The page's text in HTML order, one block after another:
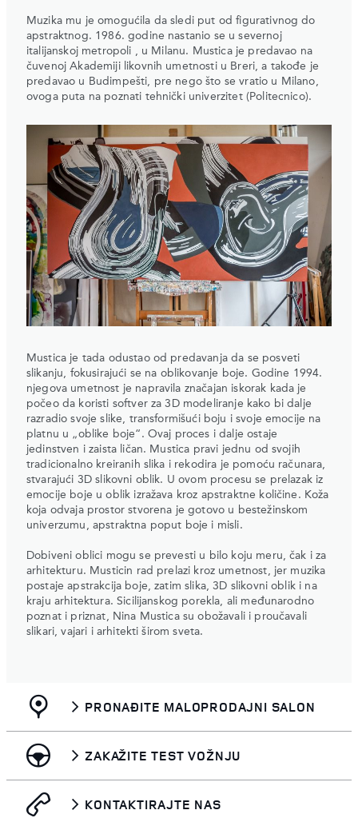
Muzika mu je omogućila da sledi put od figurativnog do
apstraktnog. 1986. godine nastanio se u severnoj
italijanskoj metropoli , u Milanu. Mustica je predavao na
čuvenoj Akademiji likovnih umetnosti u Breri, a takođe je
predavao u Budimpešti, pre nego što se vratio u Milano,
ovoga puta na poznati tehnički univerzitet (Politecnico).
Mustica je tada odustao od predavanja da se posveti
slikanju, fokusirajući se na oblikovanje boje. Godine 1994.
njegova umetnost je napravila značajan iskorak kada je
počeo da koristi softver za 3D modeliranje kako bi dalje
razradio svoje slike, transformišući boju i svoje emocije na
platnu u „oblike boje“. Ovaj proces i dalje ostaje
jedinstven i zaista ličan. Mustica pravi jednu od svojih
tradicionalno kreiranih slika i rekodira je pomoću računara,
stvarajući 3D slikovni oblik. U ovom procesu se prelazak iz
emocije boje u oblik izražava kroz apstraktne količine. Koža
koja odvaja prostor stvorena je gotovo u bestežinskom
univerzumu, apstraktna poput boje i misli.
Dobiveni oblici mogu se prevesti u bilo koju meru, čak i za
arhitekturu. Musticin rad prelazi kroz umetnost, jer muzika
postaje apstrakcija boje, zatim slika, 3D slikovni oblik i na
kraju arhitektura. Sicilijanskog porekla, ali međunarodno
poznat i priznat, Nina Mustica su obožavali i proučavali
slikari, vajari i arhitekti širom sveta.
PRONAĐITE MALOPRODAJNI SALON
ZAKAŽITE TEST VOŽNJU
KONTAKTIRAJTE NAS